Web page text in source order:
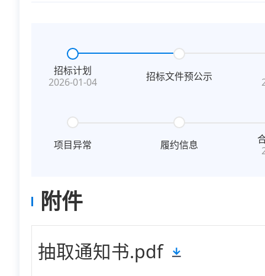
招标计划
2026-01-04
招标文件预公示
履约信息
项目异常
附件
抽取通知书.pdf